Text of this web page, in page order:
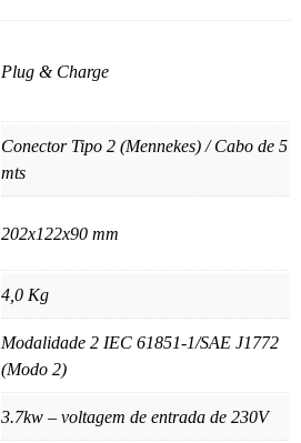
Plug & Charge
Conector Tipo 2 (Mennekes) / Cabo de 5
mts
202x122x90 mm
4,0 Kg
Modalidade 2 IEC 61851-1/SAE J1772
(Modo 2)
3.7kw – voltagem de entrada de 230V